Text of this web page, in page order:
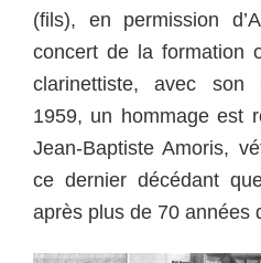
(fils), en permission
concert de la formation
clarinettiste, avec son
1959, un hommage est
Jean-Baptiste Amoris,
ce dernier décédant
après plus de 70 années